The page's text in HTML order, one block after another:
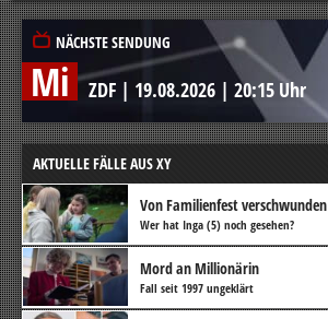
NÄCHSTE SENDUNG
Mi ZDF | 19.08.2026 | 20:15 Uhr
AKTUELLE FÄLLE AUS XY
Von Familienfest verschwunden
Wer hat Inga (5) noch gesehen?
Mord an Millionärin
Fall seit 1997 ungeklärt